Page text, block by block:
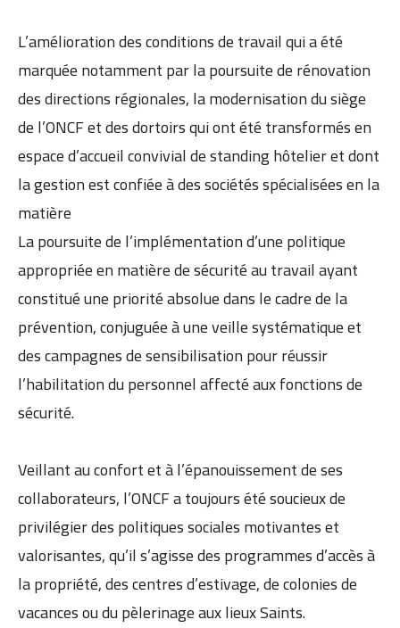
L’amélioration des conditions de travail qui a été
marquée notamment par la poursuite de rénovation
des directions régionales, la modernisation du siège
de l’ONCF et des dortoirs qui ont été transformés en
espace d’accueil convivial de standing hôtelier et dont
la gestion est confiée à des sociétés spécialisées en la
matière
La poursuite de l’implémentation d’une politique
appropriée en matière de sécurité au travail ayant
constitué une priorité absolue dans le cadre de la
prévention, conjuguée à une veille systématique et
des campagnes de sensibilisation pour réussir
l’habilitation du personnel affecté aux fonctions de
sécurité.
Veillant au confort et à l’épanouissement de ses
collaborateurs, l’ONCF a toujours été soucieux de
privilégier des politiques sociales motivantes et
valorisantes, qu’il s’agisse des programmes d’accès à
la propriété, des centres d’estivage, de colonies de
vacances ou du pèlerinage aux lieux Saints.